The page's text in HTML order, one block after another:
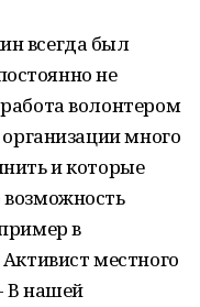
всегда был
не
волонтером
много
и которые
в
местного
В нашей